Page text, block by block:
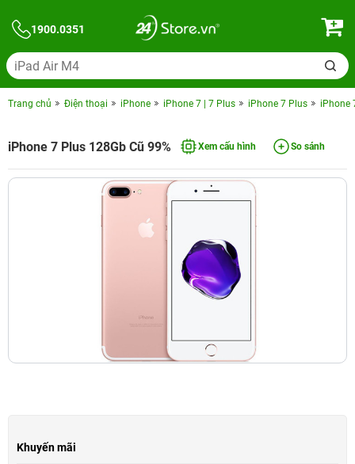
1900.0351
Trang chủ Điện thoại iPhone iPhone 7 | 7 Plus iPhone 7 Plus iPhone
iPhone 7 Plus 128Gb Cũ 99% Xem cấu hình So sánh
Khuyến mãi